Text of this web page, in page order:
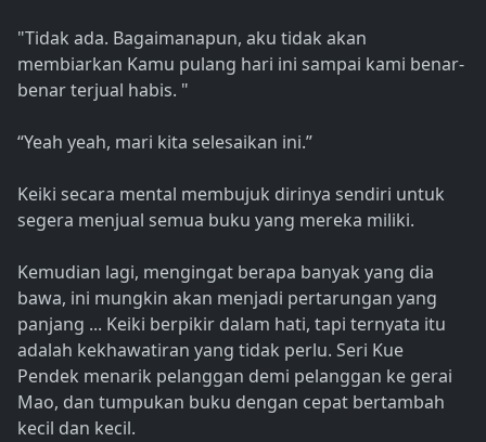
"Tidak ada. Bagaimanapun, aku tidak akan
membiarkan Kamu pulang hari ini sampai kami benar-
benar terjual habis. "
“Yeah yeah, mari kita selesaikan ini.”
Keiki secara mental membujuk dirinya sendiri untuk
segera menjual semua buku yang mereka miliki.
Kemudian lagi, mengingat berapa banyak yang dia
bawa, ini mungkin akan menjadi pertarungan yang
panjang ... Keiki berpikir dalam hati, tapi ternyata itu
adalah kekhawatiran yang tidak perlu. Seri Kue
Pendek menarik pelanggan demi pelanggan ke gerai
Mao, dan tumpukan buku dengan cepat bertambah
kecil dan kecil.